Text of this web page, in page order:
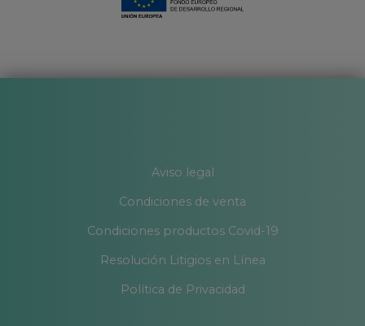
Aviso legal
Condiciones de venta
Condiciones productos Covid-19
Resolución Litigios en Línea
Política de Privacidad